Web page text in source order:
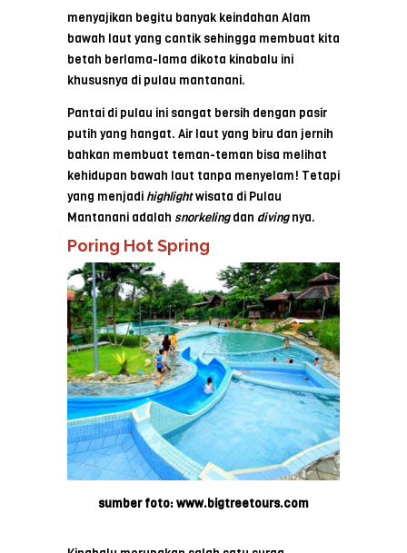
menyajikan begitu banyak keindahan Alam
bawah laut yang cantik sehingga membuat kita
betah berlama-lama dikota kinabalu ini
khususnya di pulau mantanani.
Pantai di pulau ini sangat bersih dengan pasir
putih yang hangat. Air laut yang biru dan jernih
bahkan membuat teman-teman bisa melihat
kehidupan bawah laut tanpa menyelam! Tetapi
yang menjadihighlightwisata di Pulau
Mantanani adalah snorkelingdan divingnya.
Poring Hot Spring
sumber foto: www.bigtreetours.com